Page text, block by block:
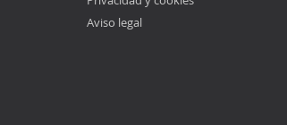
Aviso legal